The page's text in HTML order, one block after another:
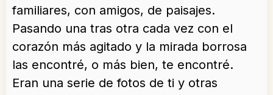
familiares, con amigos, de paisajes.
Pasando una tras otra cada vez con el
corazón más agitado y la mirada borrosa
las encontré, o más bien, te encontré.
Eran una serie de fotos de ti y otras